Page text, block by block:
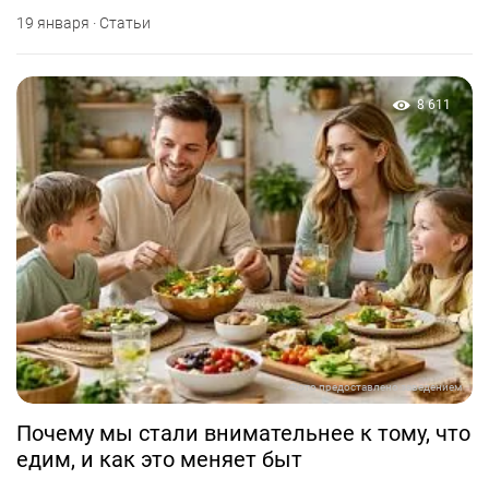
19 января · Статьи
Фото предоставлено заведением
8 611
Почему мы стали внимательнее к тому, что
едим, и как это меняет быт